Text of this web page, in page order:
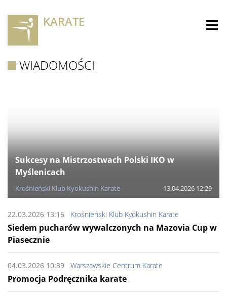
KARATE
WIADOMOŚCI
Sukcesy na Mistrzostwach Polski IKO w
Myślenicach
13.04.2026 12:29
Krośnieński Klub Kyokushin Karate
22.03.2026 13:16 Krośnieński Klub Kyokushin Karate
Siedem pucharów wywalczonych na Mazovia Cup w
Piasecznie
04.03.2026 10:39 Warszawskie Centrum Karate
Promocja Podręcznika karate